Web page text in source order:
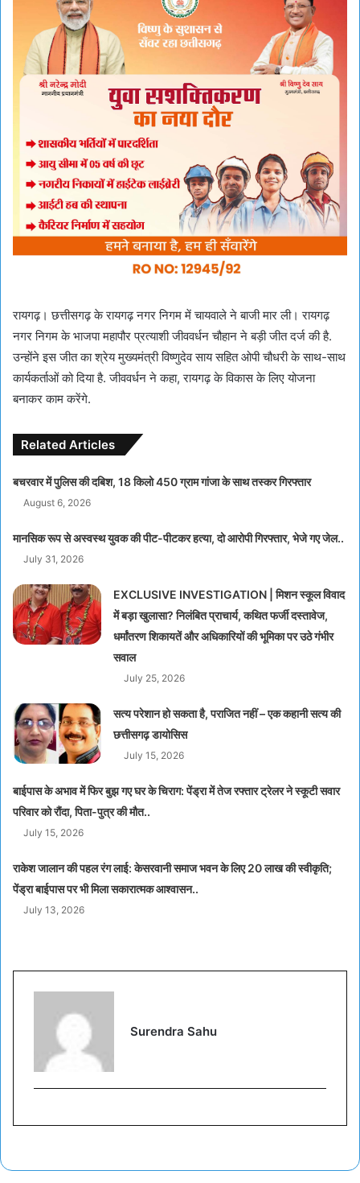
रायगढ़। छत्तीसगढ़ के रायगढ़ नगर निगम में चायवाले ने बाजी मार ली। रायगढ़
नगर निगम के भाजपा महापौर प्रत्याशी जीववर्धन चौहान ने बड़ी जीत दर्ज की है.
उन्होंने इस जीत का श्रेय मुख्यमंत्री विष्णुदेव साय सहित ओपी चौधरी के साथ-साथ
कार्यकर्ताओं को दिया है. जीववर्धन ने कहा, रायगढ़ के विकास के लिए योजना
बनाकर काम करेंगे.
Related Articles
बचरवार में पुलिस की दबिश, 18 किलो 450 ग्राम गांजा के साथ तस्कर गिरफ्तार
August 6, 2026
मानसिक रूप से अस्वस्थ युवक की पीट-पीटकर हत्या, दो आरोपी गिरफ्तार, भेजे गए जेल..
July 31, 2026
EXCLUSIVE INVESTIGATION | मिशन स्कूल विवाद
में बड़ा खुलासा? निलंबित प्राचार्य, कथित फर्जी दस्तावेज,
धर्मांतरण शिकायतें और अधिकारियों की भूमिका पर उठे गंभीर
सवाल
July 25, 2026
सत्य परेशान हो सकता है, पराजित नहीं – एक कहानी सत्य की
छत्तीसगढ़ डायोसिस
July 15, 2026
बाईपास के अभाव में फिर बुझ गए घर के चिराग: पेंड्रा में तेज रफ्तार ट्रेलर ने स्कूटी सवार
परिवार को रौंदा, पिता-पुत्र की मौत..
July 15, 2026
राकेश जालान की पहल रंग लाई: केसरवानी समाज भवन के लिए 20 लाख की स्वीकृति;
पेंड्रा बाईपास पर भी मिला सकारात्मक आश्वासन..
July 13, 2026
Surendra Sahu